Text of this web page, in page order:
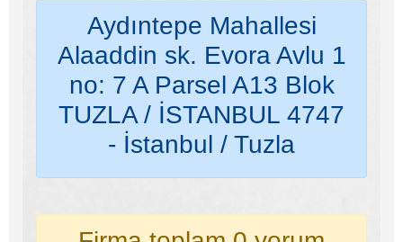
Aydıntepe Mahallesi
Alaaddin sk. Evora Avlu 1
no: 7 A Parsel A13 Blok
TUZLA / İSTANBUL 4747
- İstanbul / Tuzla